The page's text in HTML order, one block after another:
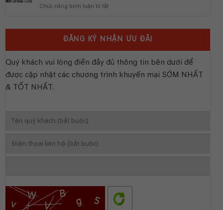
CÁC
DÒNG
XE
MITSUBISH
CHUỖI
TRIỂN
LÃM
PFA
2026
Chức năng bình luận bị tắt
Ô
TÔ
–
BẢO
ĐĂNG KÝ NHẬN ƯU ĐÃI
Quý khách vui lòng điền đầy đủ thông tin bên dưới để
được cập nhật các chương trình khuyến mại SỚM NHẤT
& TỐT NHẤT.